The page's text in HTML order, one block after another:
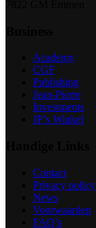
Academy
CGF
Publishing
Jean-Pierre
Investments
JP’s Winkel
Contact
Privacy policy
News
Voorwaarden
FAQ’s